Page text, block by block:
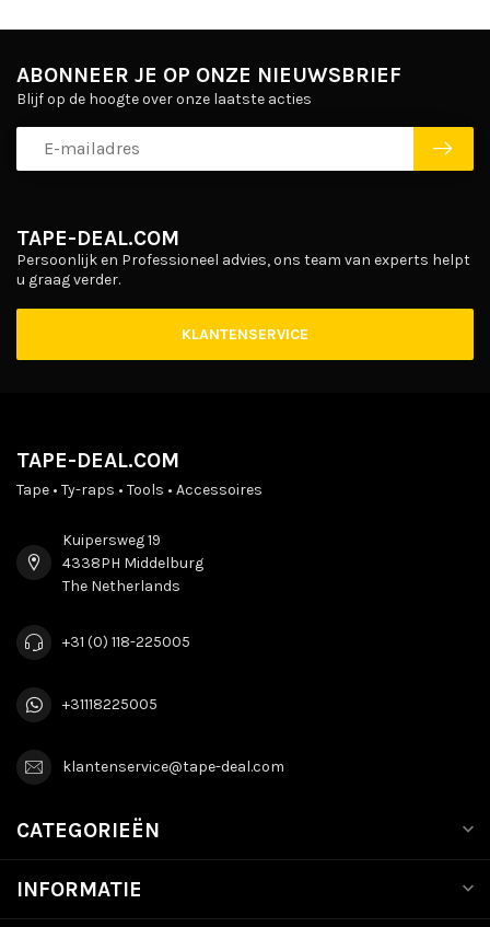
TAPE-DEAL.COM
Persoonlijk en Professioneel advies, ons team van experts helpt
u graag verder.
KLANTENSERVICE
ABONNEER JE OP ONZE NIEUWSBRIEF
Blijf op de hoogte over onze laatste acties
TAPE-DEAL.COM
Tape • Ty-raps • Tools • Accessoires
Kuipersweg 19
4338PH Middelburg
The Netherlands
+31 (0) 118-225005
+31118225005
klantenservice@tape-deal.com
CATEGORIEËN
INFORMATIE